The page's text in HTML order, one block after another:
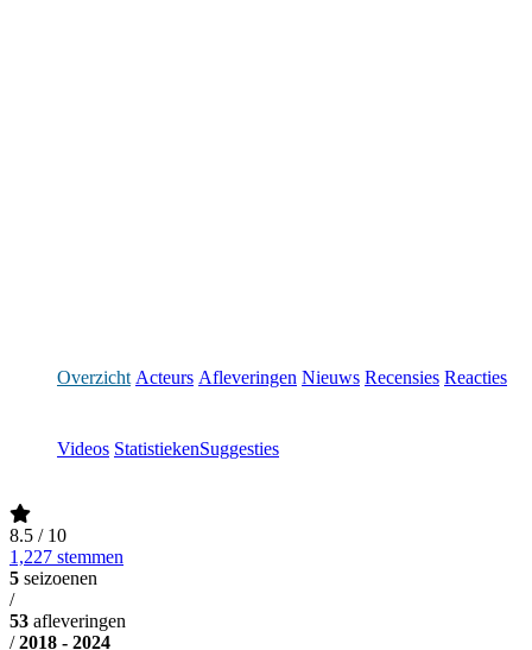
Overzicht Acteurs Afleveringen Nieuws Recensies Reacties
Videos StatistiekenSuggesties
8.5 / 10
1,227 stemmen
5 seizoenen
/
53 afleveringen
/ 2018 - 2024